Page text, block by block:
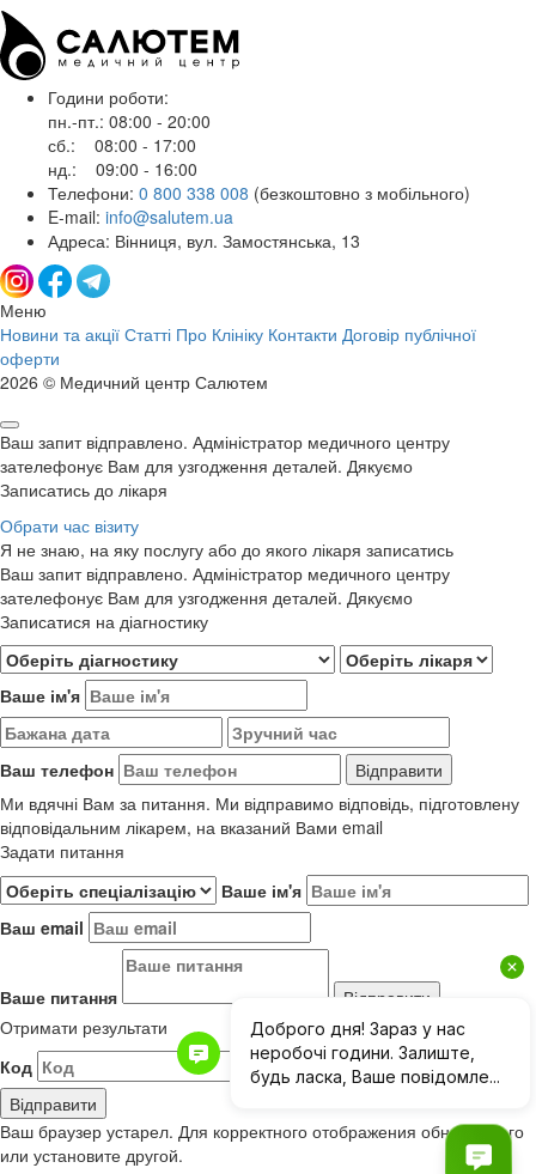
Години роботи:
пн.-пт.: 08:00 - 20:00
сб.: 08:00 - 17:00
нд.: 09:00 - 16:00
Телефони: 0 800 338 008 (безкоштовно з мобільного)
E-mail: info@salutem.ua
Адреса: Вінниця, вул. Замостянська, 13
Меню
Новини та акції Статті Про Клініку Контакти Договір публічної
оферти
2026 © Медичний центр Салютем
Ваш запит відправлено. Адміністратор медичного центру
зателефонує Вам для узгодження деталей. Дякуємо
Записатись до лікаря
Обрати час візиту
Я не знаю, на яку послугу або до якого лікаря записатись
Ваш запит відправлено. Адміністратор медичного центру
зателефонує Вам для узгодження деталей. Дякуємо
Записатися на діагностику
Ваше ім'я
Ваш телефон
Ми вдячні Вам за питання. Ми відправимо відповідь, підготовлену
відповідальним лікарем, на вказаний Вами email
Задати питання
Ваше ім'я
Ваш email
Ваше питання
Отримати результати
Код
Результати до 01.06.2019
Ваш браузер устарел. Для корректного отображения обновите его
или установите другой.